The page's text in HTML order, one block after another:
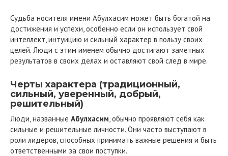
Судьба носителя имени Абулхасим может быть богатой на
достижения и успехи, особенно если он использует свой
интеллект, интуицию и сильный характер в пользу своих
целей. Люди с этим именем обычно достигают заметных
результатов в своих делах и оставляют свой след в мире.
Черты характера (традиционный,
сильный, уверенный, добрый,
решительный)
Люди, названные Абулхасим , обычно проявляют себя как
сильные и решительные личности. Они часто выступают в
роли лидеров, способных принимать важные решения и быть
ответственными за свои поступки.